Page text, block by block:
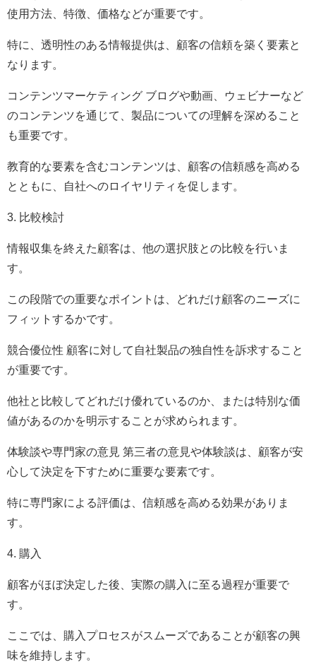
使用方法、特徴、価格などが重要です。
特に、透明性のある情報提供は、顧客の信頼を築く要素と
なります。
コンテンツマーケティング ブログや動画、ウェビナーなど
のコンテンツを通じて、製品についての理解を深めること
も重要です。
教育的な要素を含むコンテンツは、顧客の信頼感を高める
とともに、自社へのロイヤリティを促します。
3. 比較検討
情報収集を終えた顧客は、他の選択肢との比較を行いま
す。
この段階での重要なポイントは、どれだけ顧客のニーズに
フィットするかです。
競合優位性 顧客に対して自社製品の独自性を訴求すること
が重要です。
他社と比較してどれだけ優れているのか、または特別な価
値があるのかを明示することが求められます。
体験談や専門家の意見 第三者の意見や体験談は、顧客が安
心して決定を下すために重要な要素です。
特に専門家による評価は、信頼感を高める効果がありま
す。
4. 購入
顧客がほぼ決定した後、実際の購入に至る過程が重要で
す。
ここでは、購入プロセスがスムーズであることが顧客の興
味を維持します。